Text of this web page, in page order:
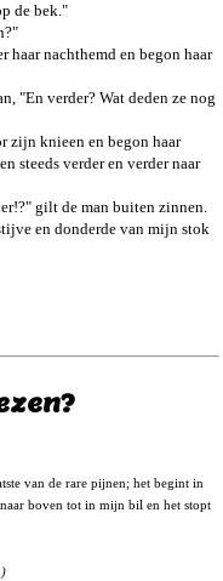
de bek."
haar nachthemd en begon haar
"En verder? Wat deden ze nog
zijn knieen en begon haar
steeds verder en verder naar
gilt de man buiten zinnen.
en donderde van mijn stok
van de rare pijnen; het begint in
boven tot in mijn bil en het stopt